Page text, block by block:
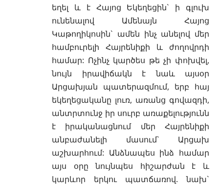
եղել և է Հայոց Եկեղեցին` ի գլուխ
ունենալով Ամենայն Հայոց
Կաթողիկոսին` ամեն ինչ անելով մեր
համբուրելի Հայրենիքի և ժողովրդի
համար: Ոչինչ կարծես թե չի փոխվել,
նույն իրավիճակն է նաև այսօր
Արցախյան պատերազմում, երբ հայ
եկեղեցականը լուռ, առանց գովազդի,
անտրտունջ իր սուրբ առաքելությունն
է իրականացնում մեր Հայրենիքի
անբաժանելի մասում` Արցախ
աշխարհում: Անձնապես ինձ համար
այս օրը նույնպես հիշարժան է և
կարևոր երկու պատճառով. նախ`